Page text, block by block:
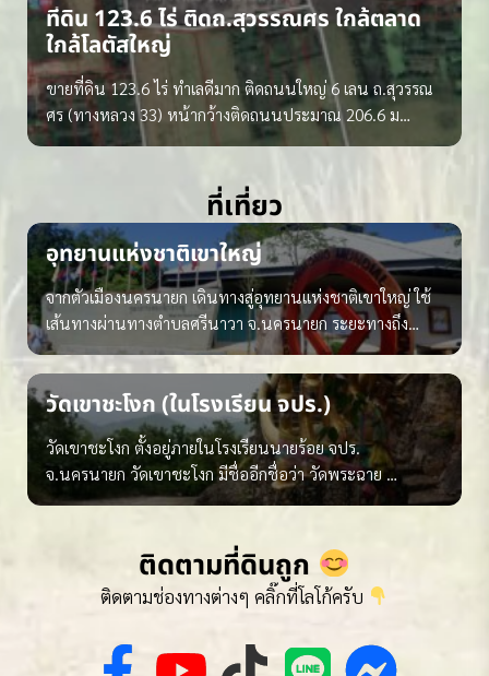
ที่ดิน 123.6 ไร่ ติดถ.สุวรรณศร ใกล้ตลาด
ใกล้โลตัสใหญ่
ขายที่ดิน 123.6 ไร่ ทำเลดีมาก ติดถนนใหญ่ 6 เลน ถ.สุวรรณ
ศร (ทางหลวง 33) หน้ากว้างติดถนนประมาณ 206.6 ม…
ที่เที่ยว
อุทยานแห่งชาติเขาใหญ่
จากตัวเมืองนครนายก เดินทางสู่อุทยานแห่งชาติเขาใหญ่ ใช้
เส้นทางผ่านทางตำบลศรีนาวา จ.นครนายก ระยะทางถึง…
วัดเขาชะโงก (ในโรงเรียน จปร.)
วัดเขาชะโงก ตั้งอยู่ภายในโรงเรียนนายร้อย จปร.
จ.นครนายก วัดเขาชะโงก มีชื่ออีกชื่อว่า วัดพระฉาย …
ติดตามที่ดินถูก
ติดตามช่องทางต่างๆ คลิ๊กที่โลโก้ครับ